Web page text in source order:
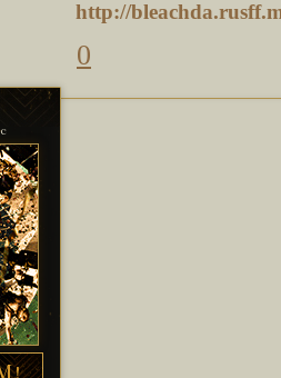
http://
0